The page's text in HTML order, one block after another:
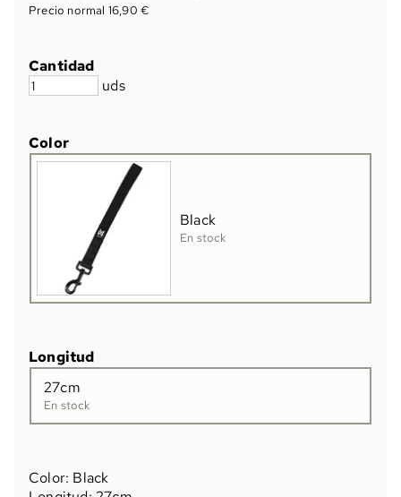
Precio normal 16,90 €
Cantidad
uds
Color
Black
En stock
Longitud
27cm
En stock
Color: Black